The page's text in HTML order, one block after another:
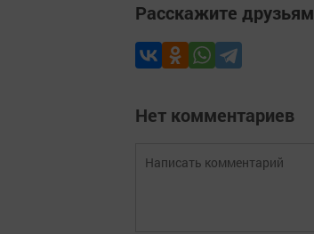
Расскажите друзьям
Нет комментариев